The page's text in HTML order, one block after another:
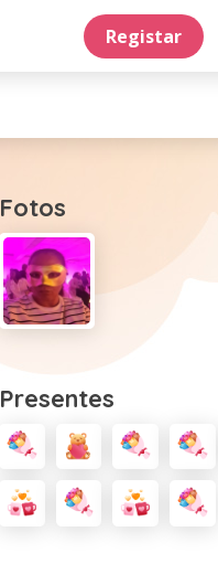
Registar
Fotos
Presentes